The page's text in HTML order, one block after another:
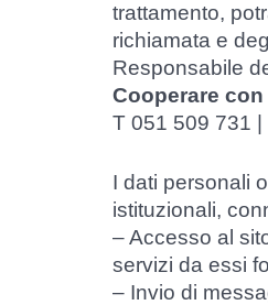
trattamento,
richiamata e
Responsabile
Cooperare
T 051 509 731
I dati personali
istituzionali,
– Accesso al
servizi da essi
– Invio di